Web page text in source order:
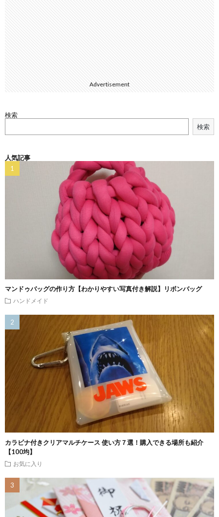
Advertisement
検索
検索
人気記事
マンドゥバッグの作り方【わかりやすい写真付き解説】リボンバッグ
ハンドメイド
カラビナ付きクリアマルチケース 使い方７選！購入できる場所も紹介
【100均】
お気に入り